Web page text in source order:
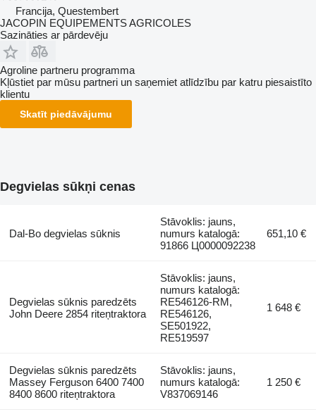
Francija, Questembert
JACOPIN EQUIPEMENTS AGRICOLES
Sazināties ar pārdevēju
Agroline partneru programma
Kļūstiet par mūsu partneri un saņemiet atlīdzību par katru piesaistīto
klientu
Skatīt piedāvājumu
Degvielas sūkņi cenas
Dal-Bo degvielas sūknis
Stāvoklis: jauns,
numurs katalogā:
91866 Ц0000092238
651,10 €
Degvielas sūknis paredzēts
John Deere 2854 riteņtraktora
Stāvoklis: jauns,
numurs katalogā:
RE546126-RM,
RE546126,
SE501922,
RE519597
1 648 €
Degvielas sūknis paredzēts
Massey Ferguson 6400 7400
8400 8600 riteņtraktora
Stāvoklis: jauns,
numurs katalogā:
V837069146
1 250 €